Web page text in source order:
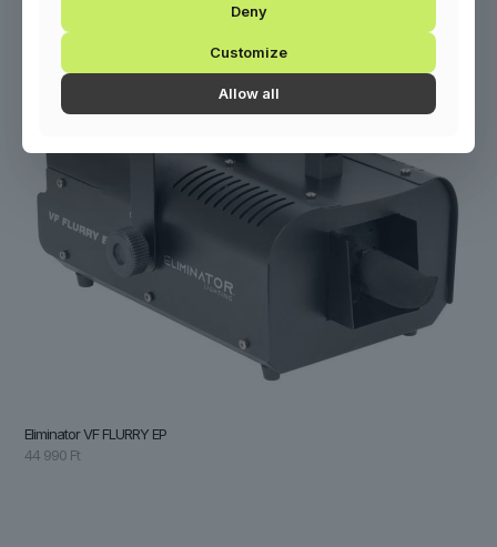
Eliminator VF FLURRY EP
44 990 Ft
Deny
Customize
Allow all